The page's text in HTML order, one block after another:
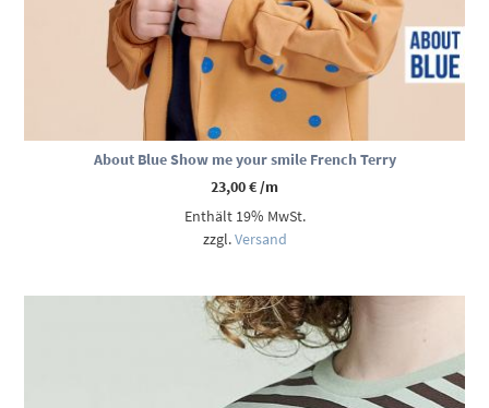
About Blue Show me your smile French Terry
23,00€ /m
Enthält 19% MwSt.
zzgl.Versand